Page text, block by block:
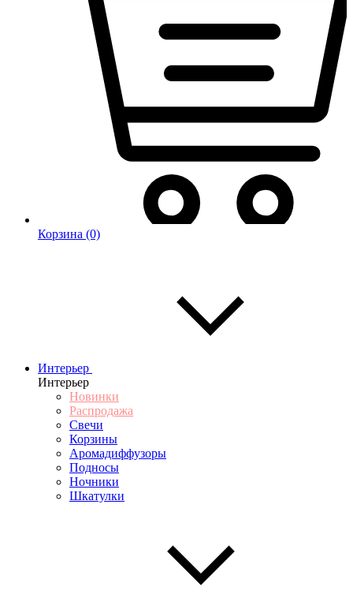
Корзина (0)
Интерьер
Интерьер
Новинки
Распродажа
Свечи
Корзины
Аромадиффузоры
Подносы
Ночники
Шкатулки